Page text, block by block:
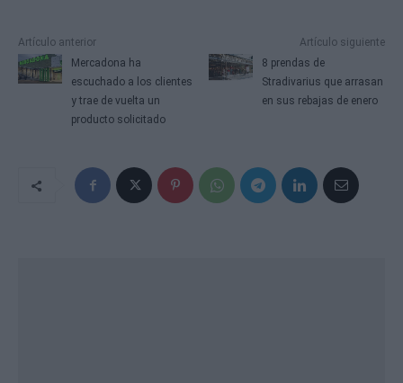
Artículo anterior
Mercadona ha
escuchado a los clientes
y trae de vuelta un
producto solicitado
Artículo siguiente
8 prendas de
Stradivarius que arrasan
en sus rebajas de enero